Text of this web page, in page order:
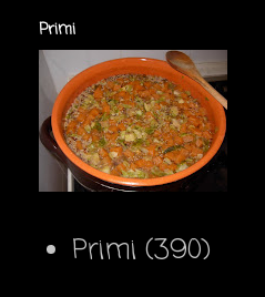
Primi
Primi (390)